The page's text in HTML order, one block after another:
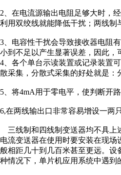
2、在电流源输出电阻足够大时，
利用双绞线就能降低干扰；两线
3、电容性干扰会导致接收器电阻
小到不足以产生显著误差，因此
4、各个单台示读装置或记录装置
散采集，分散式采集的好处就是：
5、将4mA用于零电平，使判断开
6,在两线输出口非常容易增设一两
三线制和四线制变送器均不具上
电流变送器在使用时要安装在现
般相距几十到几百米甚至更远。
种情况下，单片机应用系统中遇